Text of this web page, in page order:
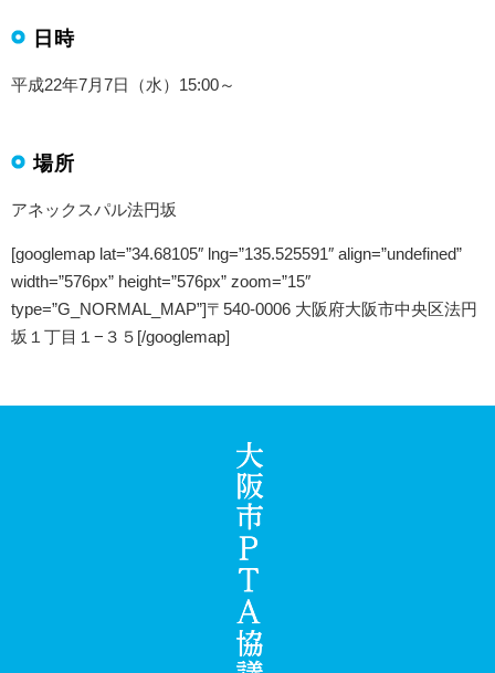
日時
平成22年7月7日（水）15:00～
場所
アネックスパル法円坂
[googlemap lat=”34.68105″ lng=”135.525591″ align=”undefined”
width=”576px” height=”576px” zoom=”15″
type=”G_NORMAL_MAP”]〒540-0006 大阪府大阪市中央区法円
坂１丁目１−３５[/googlemap]